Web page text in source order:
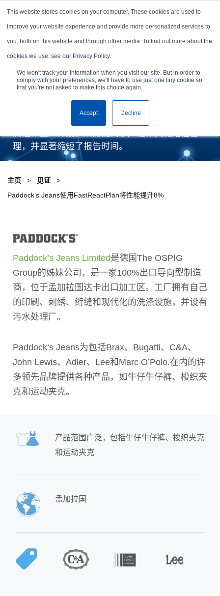
This website stores cookies on your computer. These cookies are used to
improve your website experience and provide more personalized services to
you, both on this website and through other media. To find out more about the
cookies we use, see our Privacy Policy.
We won't track your information when you visit our site. But in order to
comply with your preferences, we'll have to use just one tiny cookie so
that you're not asked to make this choice again.
Accept Decline
Skip to content
Paddock’s Jeans使用
FastReactPlan将性能提升
8%
流程和生产计划，从而提高了产能和关键路径管
理，并显著缩短了报告时间。
主页
见证
Paddock’s Jeans使用FastReactPlan将性能提升8%
Paddock’s Jeans Limited是德国The OSPIG
Group的姊妹公司，是一家100%出口导向型制造
商，位于孟加拉国达卡出口加工区。工厂拥有自己
的印刷、刺绣、绗缝和现代化的洗涤设施，并设有
污水处理厂。
Paddock’s Jeans为包括Brax、Bugatti、C&A、
John Lewis、Adler、Lee和Marc O’Polo.在内的许
多领先品牌提供各种产品，如牛仔牛仔裤、梭织夹
克和运动夹克。
产品范围广泛，包括牛仔牛仔裤、梭织夹克
和运动夹克
孟加拉国